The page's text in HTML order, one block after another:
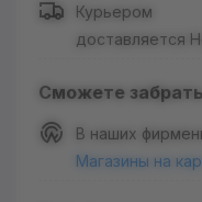
Курьером
доставляется
Сможете
В наших
Магазины на